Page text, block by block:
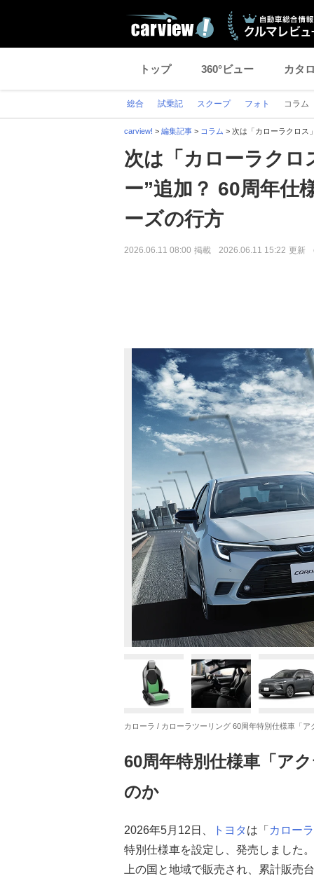
トップ 360°ビュー カタ
総合 試乗記 スクープ フォト コラム
carview! > 編集記事 > コラム > 次は「カローラクロス
次は「カローラクロ
ー”追加？ 60周年仕
ーズの行方
2026.06.11 08:00 掲載 2026.06.11 15:22 更新
カローラ / カローラツーリング 60周年特別仕様車「ア
60周年特別仕様車「ア
のか
2026年5月12日、 トヨタ は「 カローラ
特別仕様車を設定し、発売しました
上の国と地域で販売され、累計販売